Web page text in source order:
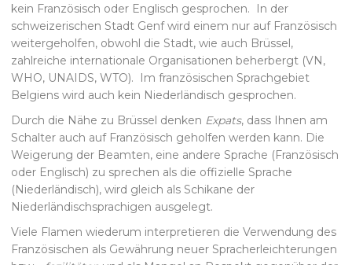
kein Französisch oder Englisch gesprochen. In der
schweizerischen Stadt Genf wird einem nur auf Französisch
weitergeholfen, obwohl die Stadt, wie auch Brüssel,
zahlreiche internationale Organisationen beherbergt (VN,
WHO, UNAIDS, WTO). Im französischen Sprachgebiet
Belgiens wird auch kein Niederländisch gesprochen.
Durch die Nähe zu Brüssel denken Expats, dass Ihnen am
Schalter auch auf Französisch geholfen werden kann. Die
Weigerung der Beamten, eine andere Sprache (Französisch
oder Englisch) zu sprechen als die offizielle Sprache
(Niederländisch), wird gleich als Schikane der
Niederländischsprachigen ausgelegt.
Viele Flamen wiederum interpretieren die Verwendung des
Französischen als Gewährung neuer Spracherleichterungen